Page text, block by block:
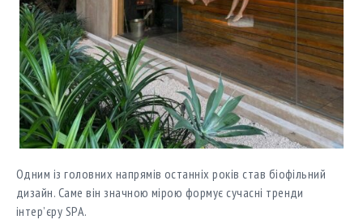
Одним із головних напрямів останніх років став біофільний
дизайн. Саме він значною мірою формує сучасні тренди
інтер’єру SPA.